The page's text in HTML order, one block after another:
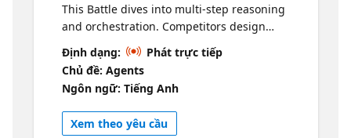
This Battle dives into multi-step reasoning
and orchestration. Competitors design
agents that can plan, reason, and act across
complex tasks using Microsoft Foundry
patterns. The challenge emphasizes
decision-making, tool use, and structured
reasoning beyond simple prompt-response
interactions. Resources Click to Learn more
Định dạng:
Phát trực tiếp
Chủ đề: Agents
Ngôn ngữ: Tiếng Anh
Xem theo yêu cầu